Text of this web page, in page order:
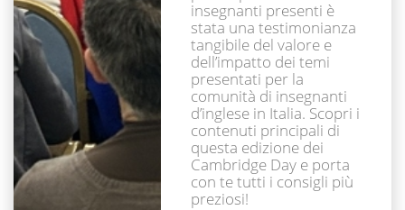
insegnanti presenti è
stata una testimonianza
tangibile del valore e
dell’impatto dei temi
presentati per la
comunità di insegnanti
d’inglese in Italia. Scopri i
contenuti principali di
questa edizione dei
Cambridge Day e porta
con te tutti i consigli più
preziosi!